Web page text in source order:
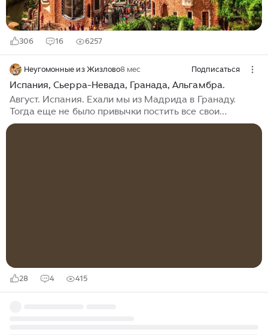
306 16 6257
Неугомонные из Жизлово8 мес Подписаться
Испания, Сьерра-Невада, Гранада, Альгамбра.
Август. Испания. Ехали мы из Мадрида в Гранаду.
Тогда еще не было привычки постить все свои
передвижения и приключения, и делать повсеместно
28 4 415